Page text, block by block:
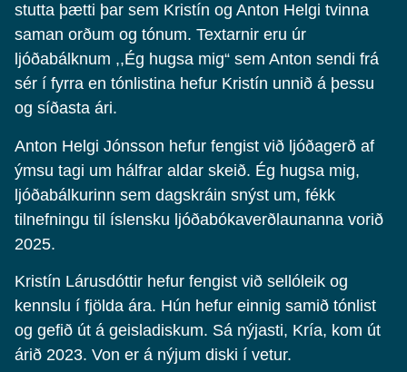
stutta þætti þar sem Kristín og Anton Helgi tvinna
saman orðum og tónum. Textarnir eru úr
ljóðabálknum ,,Ég hugsa mig“ sem Anton sendi frá
sér í fyrra en tónlistina hefur Kristín unnið á þessu
og síðasta ári.
Anton Helgi Jónsson hefur fengist við ljóðagerð af
ýmsu tagi um hálfrar aldar skeið. Ég hugsa mig,
ljóðabálkurinn sem dagskráin snýst um, fékk
tilnefningu til íslensku ljóðabókaverðlaunanna vorið
2025.
Kristín Lárusdóttir hefur fengist við sellóleik og
kennslu í fjölda ára. Hún hefur einnig samið tónlist
og gefið út á geisladiskum. Sá nýjasti, Kría, kom út
árið 2023. Von er á nýjum diski í vetur.